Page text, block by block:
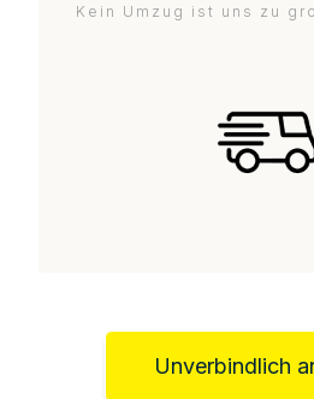
Kein Umzug ist uns zu
Unverbindlich